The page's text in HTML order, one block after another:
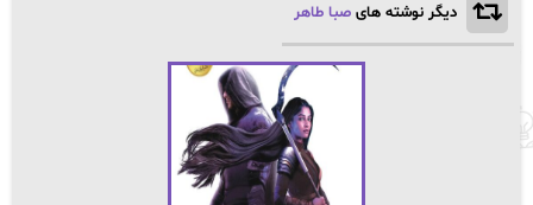
دیگر نوشته های صبا طاهر